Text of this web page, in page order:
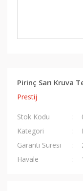
Pirinç Sarı Kruva
Prestij
Stok Kodu
Kategori
Garanti Süresi
Havale